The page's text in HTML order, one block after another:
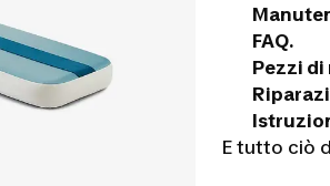
FAQ.
Pezzi di
E tutto ciò